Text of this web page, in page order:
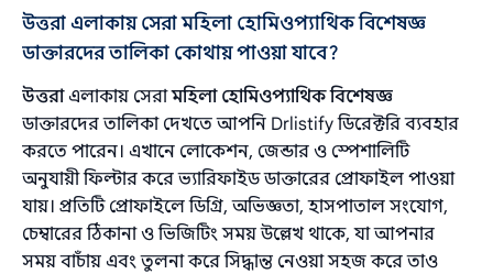
উত্তরা এলাকায় সেরা মহিলা হোমিওপ্যাথিক বিশেষজ্ঞ
ডাক্তারদের তালিকা কোথায় পাওয়া যাবে?
উত্তরাএলাকায় সেরামহিলা হোমিওপ্যাথিক বিশেষজ্ঞ
ডাক্তারদের তালিকা দেখতে আপনি Drlistify ডিরেক্টরি ব্যবহার
করতে পারেন। এখানে লোকেশন, জেন্ডার ও স্পেশালিটি
অনুযায়ী ফিল্টার করে ভ্যারিফাইড ডাক্তারের প্রোফাইল পাওয়া
যায়। প্রতিটি প্রোফাইলে ডিগ্রি, অভিজ্ঞতা, হাসপাতাল সংযোগ,
চেম্বারের ঠিকানা ও ভিজিটিং সময় উল্লেখ থাকে, যা আপনার
সময় বাচাঁয় এবং তুলনা করে সিদ্ধান্ত নেওয়া সহজ করে তাও